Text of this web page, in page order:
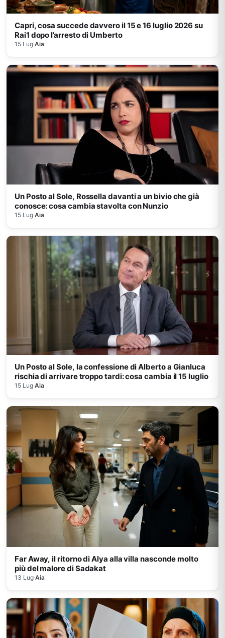
Capri, cosa succede davvero il 15 e 16 luglio 2026 su
Rai1 dopo l’arresto di Umberto
15 Lug·Aia
Un Posto al Sole, Rossella davanti a un bivio che già
conosce: cosa cambia stavolta con Nunzio
15 Lug·Aia
Un Posto al Sole, la confessione di Alberto a Gianluca
rischia di arrivare troppo tardi: cosa cambia il 15 luglio
15 Lug·Aia
Far Away, il ritorno di Alya alla villa nasconde molto
più del malore di Sadakat
13 Lug·Aia